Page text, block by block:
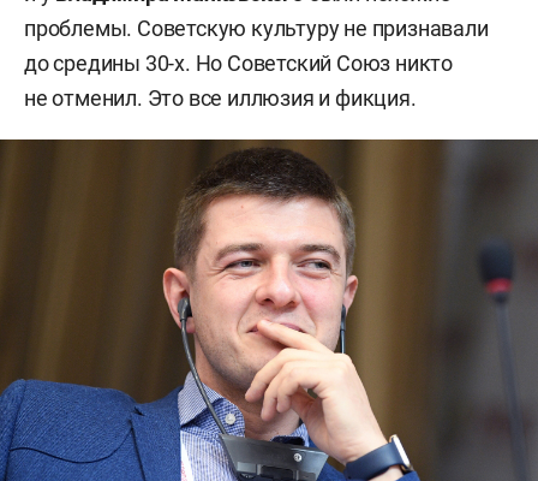
проблемы. Советскую культуру не признавали
до средины 30-х. Но Советский Союз никто
не отменил. Это все иллюзия и фикция.